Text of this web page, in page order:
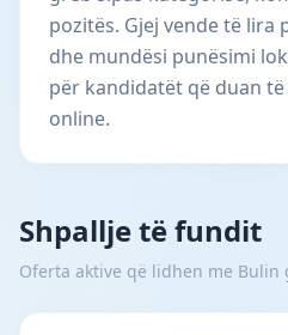
pozitës. Gjej vende të lira
dhe mundësi punësimi
për kandidatët që duan
online.
Shpallje të fundit
Oferta aktive që lidhen me Bulin